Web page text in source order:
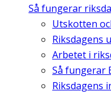
Så fungerar
Utskotten
Riksdagens
Arbetet i
Så fungerar
Riksdagens